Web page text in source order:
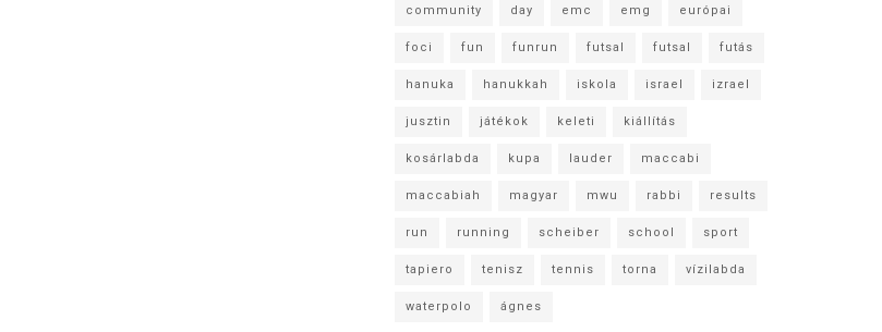
community day emc emg európai
foci fun funrun futsal futsal futás
hanuka hanukkah iskola israel izrael
jusztin játékok keleti kiállítás
kosárlabda kupa lauder maccabi
maccabiah magyar mwu rabbi results
run running scheiber school sport
tapiero tenisz tennis torna vízilabda
waterpolo ágnes